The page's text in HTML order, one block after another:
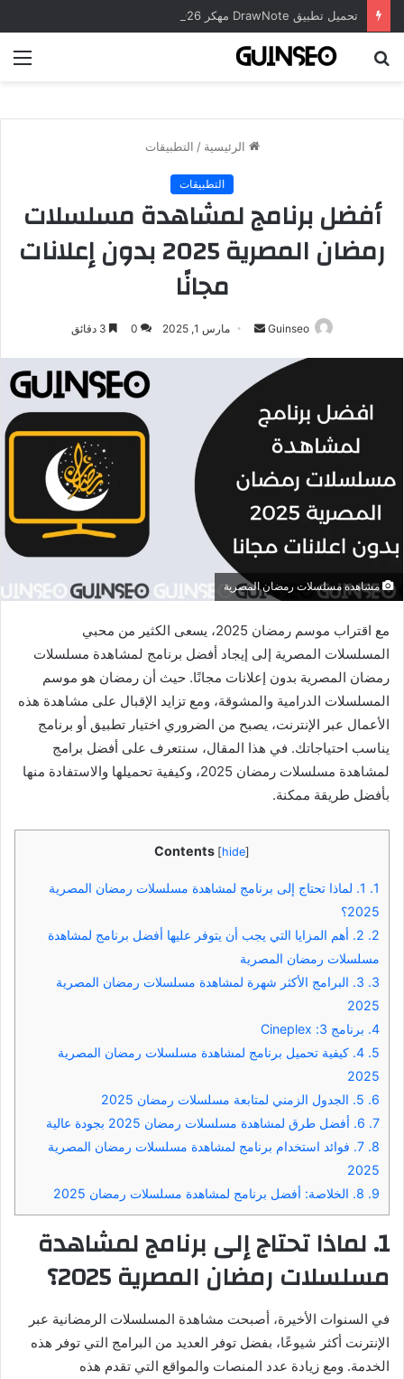
الرئيسية / التطبيقات
التطبيقات
أفضل برنامج لمشاهدة مسلسلات
رمضان المصرية 2025 بدون إعلانات
مجانًا
Guinseo
أرسل مارس 1, 2025 0
مشاهدة مسلسلات رمضان المصرية
مع اقتراب موسم رمضان 2025، يسعى الكثير من محبي
المسلسلات المصرية إلى إيجاد أفضل برنامج لمشاهدة مسلسلات
رمضان المصرية بدون إعلانات مجانًا. حيث أن رمضان هو موسم
المسلسلات الدرامية والمشوقة، ومع تزايد الإقبال على مشاهدة هذه
الأعمال عبر الإنترنت، يصبح من الضروري اختيار تطبيق أو برنامج
يناسب احتياجاتك. في هذا المقال، سنتعرف على أفضل برامج
لمشاهدة مسلسلات رمضان 2025، وكيفية تحميلها والاستفادة منها
بأفضل طريقة ممكنة.
Contents [hide]
1.
1. لماذا تحتاج إلى برنامج لمشاهدة مسلسلات رمضان المصرية
2025؟
2.
2. أهم المزايا التي يجب أن يتوفر عليها أفضل برنامج لمشاهدة
مسلسلات رمضان المصرية
3.
3. البرامج الأكثر شهرة لمشاهدة مسلسلات رمضان المصرية
2025
4. برنامج 3: Cineplex
5.
4. كيفية تحميل برنامج لمشاهدة مسلسلات رمضان المصرية
2025
6.
7.
8.
7. فوائد استخدام برنامج لمشاهدة مسلسلات رمضان المصرية
2025
9.
1. لماذا تحتاج إلى برنامج لمشاهدة
مسلسلات رمضان المصرية 2025؟
في السنوات الأخيرة، أصبحت مشاهدة المسلسلات الرمضانية عبر
الإنترنت أكثر شيوعًا، بفضل توفر العديد من البرامج التي توفر هذه
الخدمة. ومع زيادة عدد المنصات والمواقع التي تقدم هذه